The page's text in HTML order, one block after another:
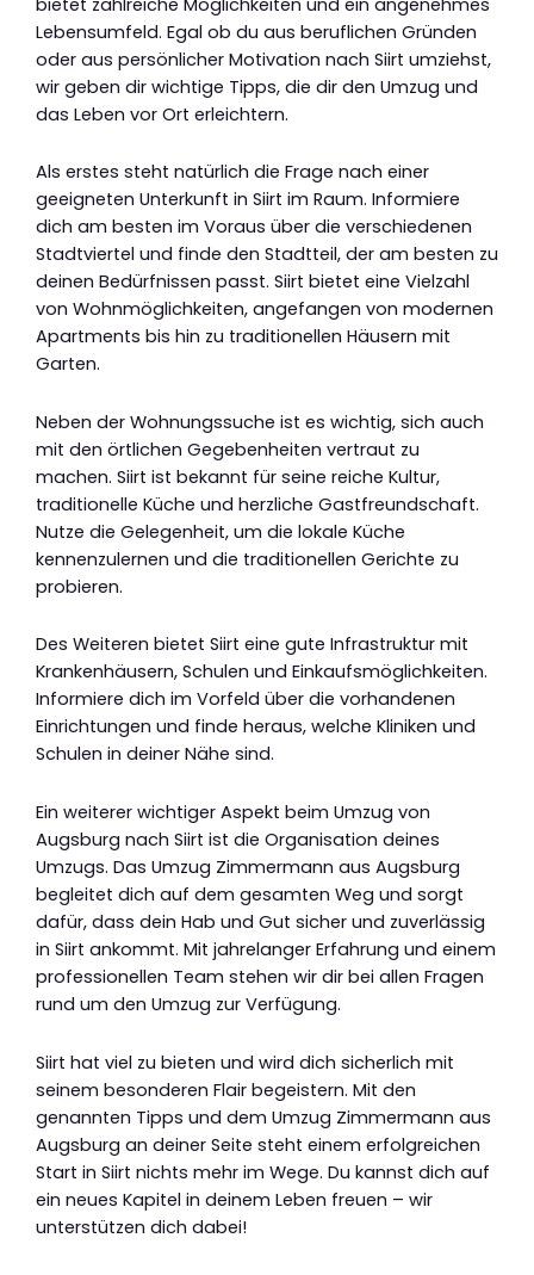
Lebensumfeld. Egal ob du aus beruflichen Gründen
oder aus persönlicher Motivation nach Siirt umziehst,
wir geben dir wichtige Tipps, die dir den Umzug und
das Leben vor Ort erleichtern.
Als erstes steht natürlich die Frage nach einer
geeigneten Unterkunft in Siirt im Raum. Informiere
dich am besten im Voraus über die verschiedenen
Stadtviertel und finde den Stadtteil, der am besten zu
deinen Bedürfnissen passt. Siirt bietet eine Vielzahl
von Wohnmöglichkeiten, angefangen von modernen
Apartments bis hin zu traditionellen Häusern mit
Garten.
Neben der Wohnungssuche ist es wichtig, sich auch
mit den örtlichen Gegebenheiten vertraut zu
machen. Siirt ist bekannt für seine reiche Kultur,
traditionelle Küche und herzliche Gastfreundschaft.
Nutze die Gelegenheit, um die lokale Küche
kennenzulernen und die traditionellen Gerichte zu
probieren.
Des Weiteren bietet Siirt eine gute Infrastruktur mit
Krankenhäusern, Schulen und Einkaufsmöglichkeiten.
Informiere dich im Vorfeld über die vorhandenen
Einrichtungen und finde heraus, welche Kliniken und
Schulen in deiner Nähe sind.
Ein weiterer wichtiger Aspekt beim Umzug von
Augsburg nach Siirt ist die Organisation deines
Umzugs. Das Umzug Zimmermann aus Augsburg
begleitet dich auf dem gesamten Weg und sorgt
dafür, dass dein Hab und Gut sicher und zuverlässig
in Siirt ankommt. Mit jahrelanger Erfahrung und einem
professionellen Team stehen wir dir bei allen Fragen
rund um den Umzug zur Verfügung.
Siirt hat viel zu bieten und wird dich sicherlich mit
seinem besonderen Flair begeistern. Mit den
genannten Tipps und dem Umzug Zimmermann aus
Augsburg an deiner Seite steht einem erfolgreichen
Start in Siirt nichts mehr im Wege. Du kannst dich auf
ein neues Kapitel in deinem Leben freuen – wir
unterstützen dich dabei!